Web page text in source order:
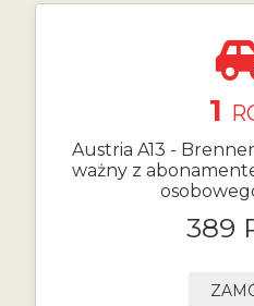
1
Austria A13 -
ważny z
389